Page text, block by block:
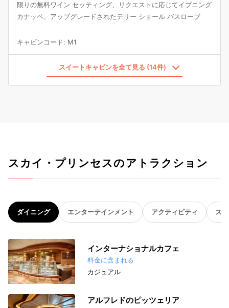
限りの無料ワイン セッティング、リクエストに応じてイブニング
カナッペ、アップグレードされたテリー ショール バスローブ
キャビンコード: M1
スイートキャビンを全て見る (14件)
スカイ・プリンセスのアトラクション
ダイニング エンターテインメント アクティビティ ス
インターナショナルカフェ
料金に含まれる
カジュアル
アルフレドのピッツェリア